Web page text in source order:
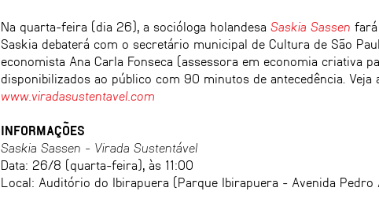
Na quarta-feira (dia 26), a socióloga holandesa Saskia Sassen fará
Saskia debaterá com o secretário municipal de Cultura de São
economista Ana Carla Fonseca (assessora em economia criativa
disponibilizados ao público com 90 minutos de antecedência.
www.viradasustentavel.com
INFORMAÇÕES
Saskia Sassen - Virada Sustentável
Data: 26/8 (quarta-feira), às 11:00
Local: Auditório do Ibirapuera (Parque Ibirapuera - Avenida Pedro